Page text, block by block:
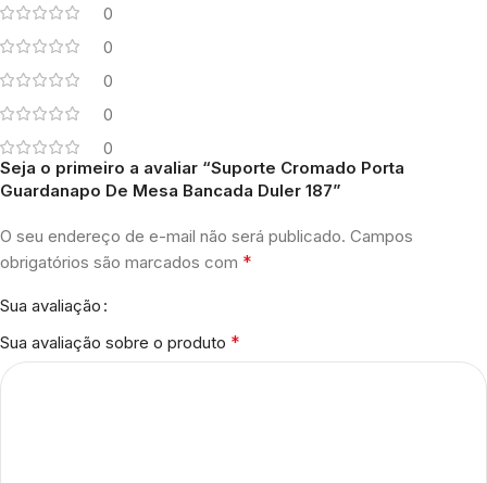
0
0
0
0
0
Seja o primeiro a avaliar “Suporte Cromado Porta
Guardanapo De Mesa Bancada Duler 187”
O seu endereço de e-mail não será publicado. Campos
obrigatórios são marcados com *
Sua avaliação
Sua avaliação sobre o produto *